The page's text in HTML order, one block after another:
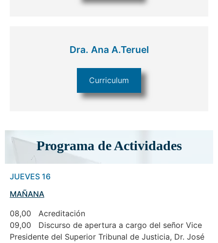
Dra. Ana A.Teruel
Curriculum
Programa de Actividades
JUEVES 16
MAÑANA
08,00 Acreditación
09,00 Discurso de apertura a cargo del señor Vice
Presidente del Superior Tribunal de Justicia, Dr. José